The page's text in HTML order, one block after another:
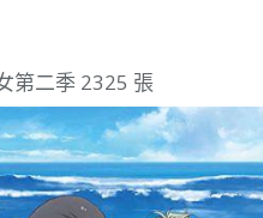
第二季 2325 張